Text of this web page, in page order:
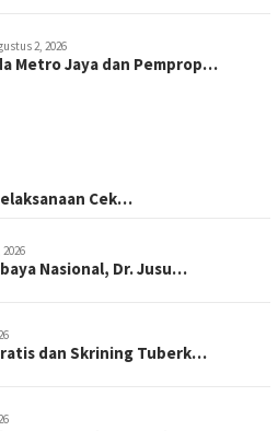
2, 2026
Metro Jaya dan Pemprop…
Cek…
Nasional, Dr. Jusu…
dan Skrining Tuberk…